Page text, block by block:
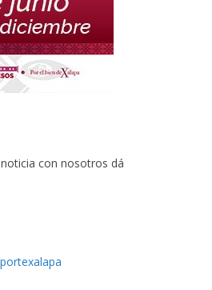
con nosotros dá